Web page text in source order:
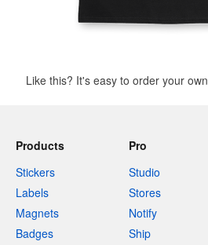
Like this? It's easy to order your own
Products
Stickers
Labels
Magnets
Badges
Pro
Studio
Stores
Notify
Ship